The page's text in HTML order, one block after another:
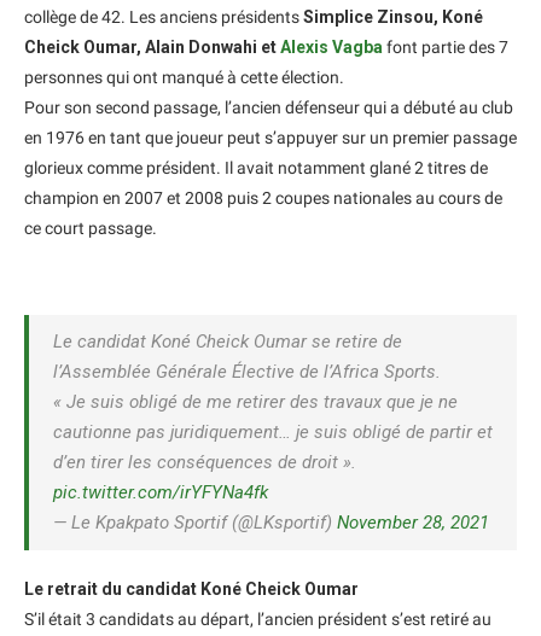
collège de 42. Les anciens présidentsSimplice Zinsou, Koné
Cheick Oumar, Alain Donwahi etAlexis Vagba font partie des 7
personnes qui ont manqué à cette élection.
Pour son second passage, l’ancien défenseur qui a débuté au club
en 1976 en tant que joueur peut s’appuyer sur un premier passage
glorieux comme président. Il avait notamment glané 2 titres de
champion en 2007 et 2008 puis 2 coupes nationales au cours de
ce court passage.
Le candidat Koné Cheick Oumar se retire de
l’Assemblée Générale Élective de l’Africa Sports.
« Je suis obligé de me retirer des travaux que je ne
cautionne pas juridiquement… je suis obligé de partir et
d’en tirer les conséquences de droit ».
pic.twitter.com/irYFYNa4fk
— Le Kpakpato Sportif (@LKsportif) November 28, 2021
Le retrait du candidat Koné Cheick Oumar
S’il était 3 candidats au départ, l’ancien président s’est retiré au